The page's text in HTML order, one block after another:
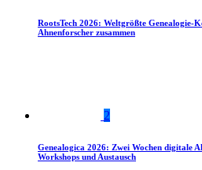
RootsTech 2026: Weltgrößte Genealogie-
Ahnenforscher zusammen
2
Genealogica 2026: Zwei Wochen digitale
Workshops und Austausch